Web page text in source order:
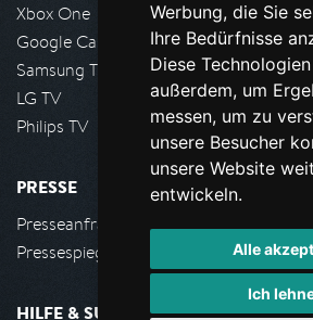
Werbung, die Sie
Ihre Bedürfnisse
Diese
außerdem, um
messen, um zu
unsere Besucher
unsere Website
entwickeln.
Alle
Ich
Xbox One
Google Cast
Samsung TV
LG TV
Philips TV
PRESSE
Presseanfrage stellen
Pressespiegel
HILFE & SUPPORT